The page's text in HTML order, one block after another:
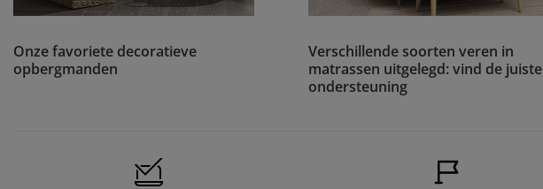
Onze favoriete decoratieve
opbergmanden
Verschillende soorten veren in
matrassen uitgelegd: vind de juiste
ondersteuning